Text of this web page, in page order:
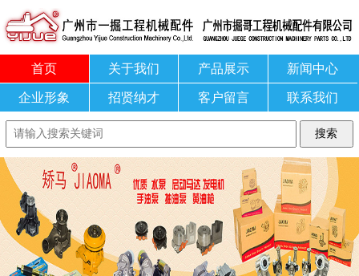
首页 关于我们 产品展示 新闻中心
企业形象 招贤纳才 客户留言 联系我们